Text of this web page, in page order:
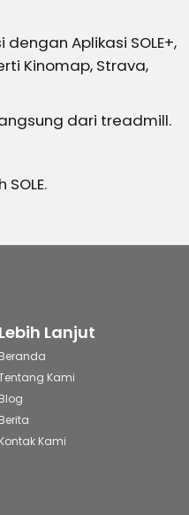
Aplikasi SOLE+,
Kinomap, Strava,
dari treadmill.
Lebih Lanjut
Beranda
Kami
Blog
Berita
Kontak Kami